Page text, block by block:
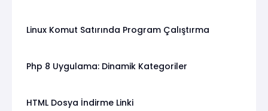
Linux Komut Satırında Program Çalıştırma
Php 8 Uygulama: Dinamik Kategoriler
HTML Dosya İndirme Linki